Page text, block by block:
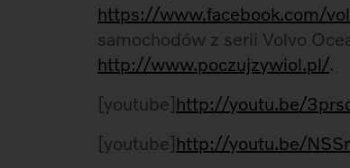
https://www.facebook.com/
samochodów z serii Volvo
http://www.poczujzywiol.pl/.
[youtube]http://youtu.be/
[youtube]http://youtu.be/